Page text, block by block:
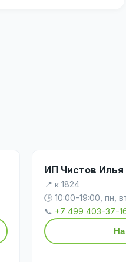
ИП Чистов Илья
📍 к 1824
🕒 10:00-19:00, пн,
📞 +7 499 403-37-
На